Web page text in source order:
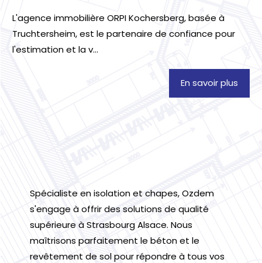
L'agence immobilière ORPI Kochersberg, basée à
Truchtersheim, est le partenaire de confiance pour
l'estimation et la v...
En savoir plus
Spécialiste en isolation et chapes, Ozdem
s'engage à offrir des solutions de qualité
supérieure à Strasbourg Alsace. Nous
maîtrisons parfaitement le béton et le
revêtement de sol pour répondre à tous vos